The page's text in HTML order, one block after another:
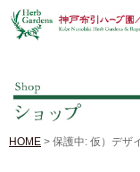
HOME > 保護中: 仮）デザ